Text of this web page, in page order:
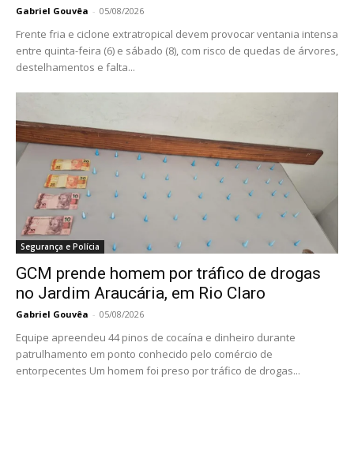
Gabriel Gouvêa - 05/08/2026
Frente fria e ciclone extratropical devem provocar ventania intensa
entre quinta-feira (6) e sábado (8), com risco de quedas de árvores,
destelhamentos e falta...
Segurança e Polícia
GCM prende homem por tráfico de drogas
no Jardim Araucária, em Rio Claro
Gabriel Gouvêa - 05/08/2026
Equipe apreendeu 44 pinos de cocaína e dinheiro durante
patrulhamento em ponto conhecido pelo comércio de
entorpecentes Um homem foi preso por tráfico de drogas...